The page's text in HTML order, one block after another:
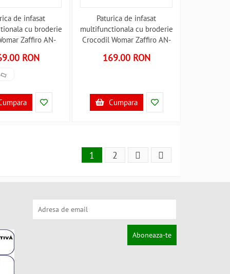
de infasat
cu broderie
Zaffiro AN-
RON
Paturica de infasat
multifunctionala cu broderie
Crocodil Womar Zaffiro AN-
169.00 RON
Cumpara
1 2
Aboneaza-te